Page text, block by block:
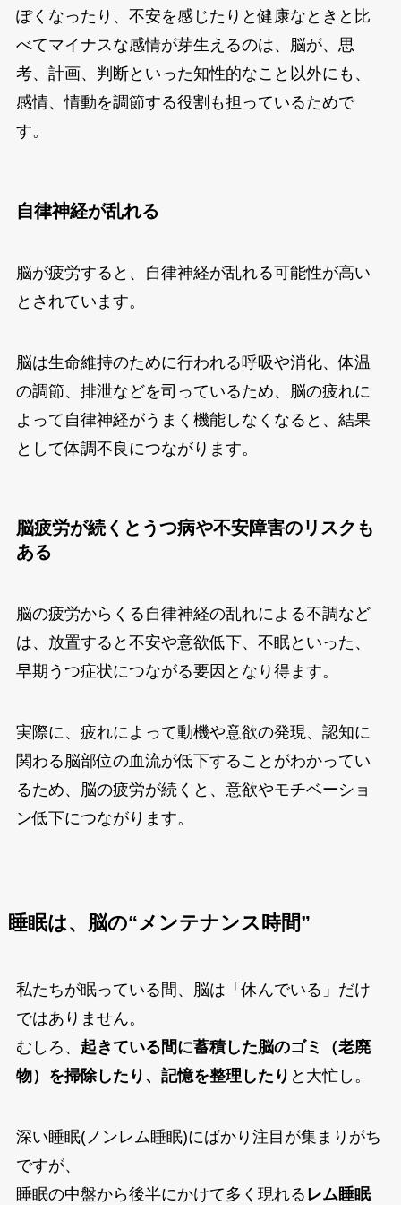
ぽくなったり、不安を感じたりと健康なときと比
べてマイナスな感情が芽生えるのは、脳が、思
考、計画、判断といった知性的なこと以外にも、
感情、情動を調節する役割も担っているためで
す。
自律神経が乱れる
脳が疲労すると、自律神経が乱れる可能性が高い
とされています。
脳は生命維持のために行われる呼吸や消化、体温
の調節、排泄などを司っているため、脳の疲れに
よって自律神経がうまく機能しなくなると、結果
として体調不良につながります。
脳疲労が続くとうつ病や不安障害のリスクも
ある
脳の疲労からくる自律神経の乱れによる不調など
は、放置すると不安や意欲低下、不眠といった、
早期うつ症状につながる要因となり得ます。
実際に、疲れによって動機や意欲の発現、認知に
関わる脳部位の血流が低下することがわかってい
るため、脳の疲労が続くと、意欲やモチベーショ
ン低下につながります。
睡眠は、脳の“メンテナンス時間”
私たちが眠っている間、脳は「休んでいる」だけ
ではありません。
むしろ、 起きている間に蓄積した脳のゴミ（老廃
物）を掃除したり、記憶を整理したり と大忙し。
深い睡眠(ノンレム睡眠)にばかり注目が集まりがち
ですが、
睡眠の中盤から後半にかけて多く現れる レム睡眠